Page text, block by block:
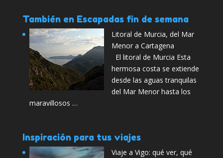
También en Escapadas fin de semana
Litoral de Murcia, del Mar
Menor a Cartagena
El litoral de Murcia Esta
hermosa costa se extiende
desde las aguas tranquilas
del Mar Menor hasta los
maravillosos …
Inspiración para tus viajes
Viaje a Vigo: qué ver, qué